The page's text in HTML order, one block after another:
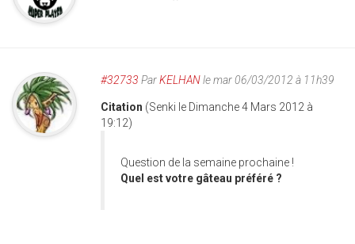
#32733 ParKELHANle mar 06/03/2012 à 11h39
Citation (Senki le Dimanche 4 Mars 2012 à
19:12)
Question de la semaine prochaine !
Quel est votre gâteau préféré ?